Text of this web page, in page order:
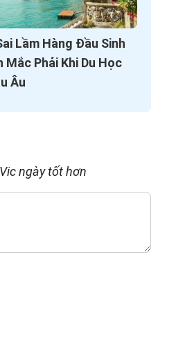
Lầm Hàng Đầu Sinh
Mắc Phải Khi Du Học
Âu
ngày tốt hơn